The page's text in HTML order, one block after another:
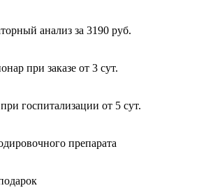
анализ за 3190 руб.
при заказе от 3 сут.
при госпитализации от 5 сут.
препарата